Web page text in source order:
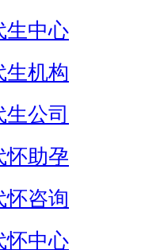
生中心
生机构
公司
怀助孕
怀咨询
怀中心